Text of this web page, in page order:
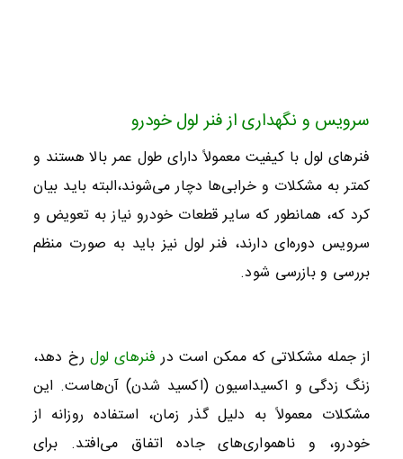
سرویس و نگهداری از فنر لول خودرو
فنرهای لول با کیفیت معمولاً دارای طول عمر بالا هستند و
کمتر به مشکلات و خرابی‌ها دچار می‌شوند،البته باید بیان
کرد که، همانطور که سایر قطعات خودرو نیاز به تعویض و
سرویس دوره‌ای دارند، فنر لول نیز باید به صورت منظم
بررسی و بازرسی شود.
از جمله مشکلاتی که ممکن است در فنرهای لول رخ دهد،
زنگ زدگی و اکسیداسیون (اکسید شدن) آن‌هاست. این
مشکلات معمولاً به دلیل گذر زمان، استفاده روزانه از
خودرو، و ناهمواری‌های جاده اتفاق می‌افتد. برای